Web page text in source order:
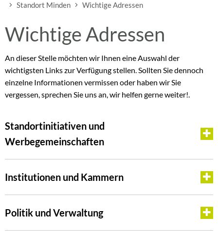
Standort Minden
Wichtige Adressen
Wichtige
Adressen
Wichtige Adressen
An dieser Stelle möchten wir Ihnen eine Auswahl der
wichtigsten Links zur Verfügung stellen. Sollten Sie dennoch
einzelne Informationen vermissen oder haben wir Sie
vergessen, sprechen Sie uns an, wir helfen gerne weiter!.
Standortinitiativen und
Werbegemeinschaften
Institutionen und Kammern
Politik und Verwaltung